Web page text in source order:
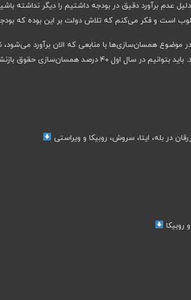
عدم برآورد دقیق در بودجه داشتیم را دیگر نداشته
است و فکر می‌کنم که تلاش دولت بر این بوده که
در موضوع همسان‌سازی‌ها با منابعی که الان برآورد
همسان‌سازی حقوق بازنشستگان با شاغلین را اجرا کنیم.
در بله، ایتا، سروش، روبیکا و ویراستی
روبیکا